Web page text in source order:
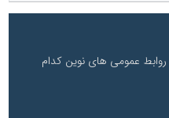
روابط عمومی های نوین کدام